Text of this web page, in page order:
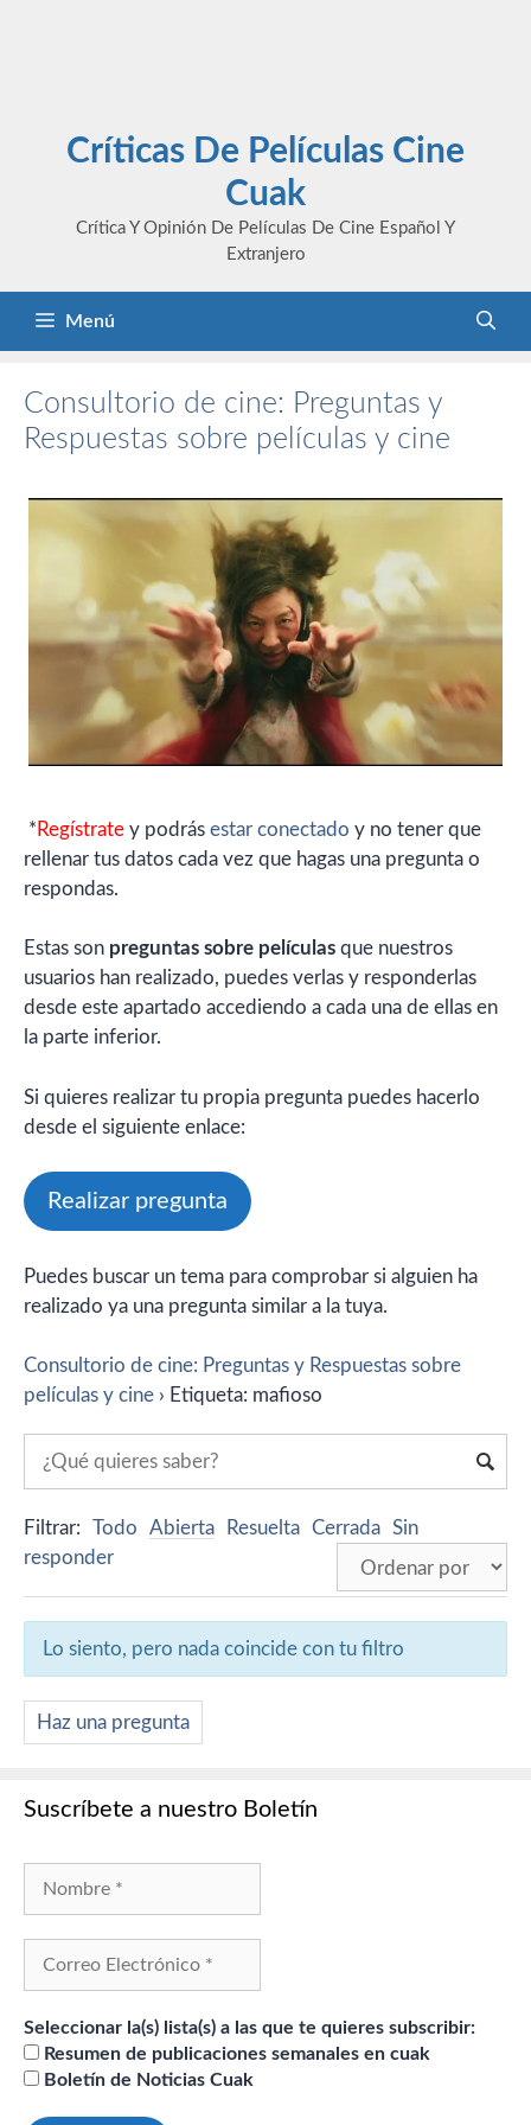
Críticas De Películas Cine
Cuak
Crítica Y Opinión De Películas De Cine Español Y
Extranjero
Menú
Consultorio de cine: Preguntas y
Respuestas sobre películas y cine
* Regístrate y podrás estar conectado y no tener que
rellenar tus datos cada vez que hagas una pregunta o
respondas.
Estas son preguntas sobre películas que nuestros
usuarios han realizado, puedes verlas y responderlas
desde este apartado accediendo a cada una de ellas en
la parte inferior.
Si quieres realizar tu propia pregunta puedes hacerlo
desde el siguiente enlace:
Realizar pregunta
Puedes buscar un tema para comprobar si alguien ha
realizado ya una pregunta similar a la tuya.
Consultorio de cine: Preguntas y Respuestas sobre
películas y cine › Etiqueta: mafioso
Filtrar: Todo Abierta Resuelta Cerrada Sin
responder
Lo siento, pero nada coincide con tu filtro
Haz una pregunta
Suscríbete a nuestro Boletín
Seleccionar la(s) lista(s) a las que te quieres subscribir:
Resumen de publicaciones semanales en cuak
Boletín de Noticias Cuak